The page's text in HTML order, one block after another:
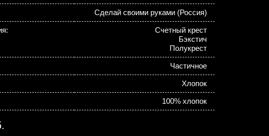
Сделай своими руками (Россия)
Счетный крест
Бэкстич
Полукрест
Частичное
Хлопок
100% хлопок